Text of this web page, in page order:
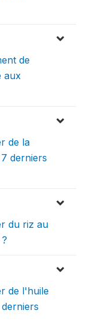
de
aux
de la
derniers
du riz au
de l'huile